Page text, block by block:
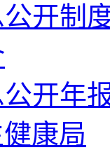
开制
开年
康局